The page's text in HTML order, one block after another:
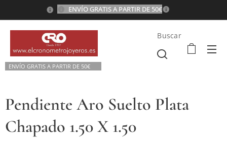
ENVÍO GRATIS A PARTIR DE 50€
ENVÍO GRATIS A PARTIR DE 50€💫
Buscar
Pendiente Aro Suelto Plata
Chapado 1.50 X 1.50